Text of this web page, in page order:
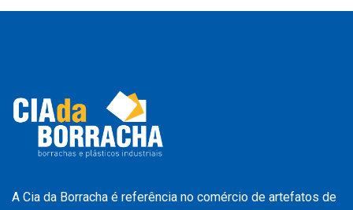
A Cia da Borracha é referência no comércio de artefatos de